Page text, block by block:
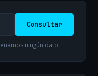
Consultar
ningún dato.